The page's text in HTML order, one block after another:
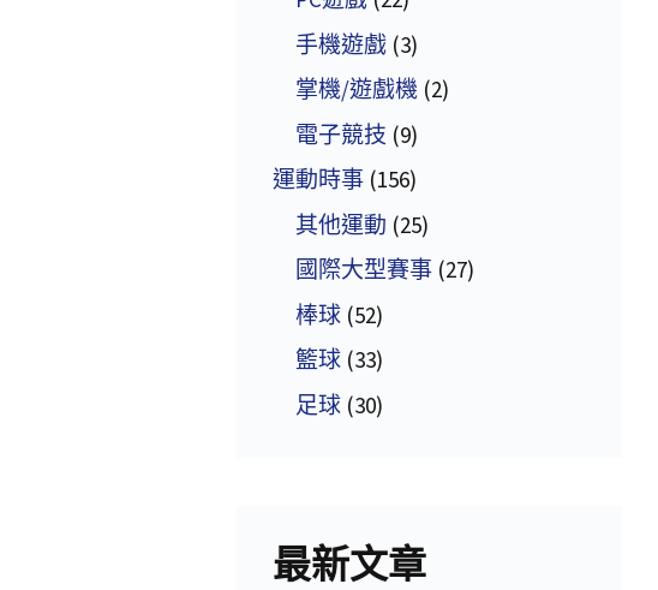
手機遊戲 (3)
掌機/遊戲機 (2)
電子競技 (9)
運動時事 (156)
其他運動 (25)
國際大型賽事 (27)
棒球 (52)
籃球 (33)
足球 (30)
最新文章